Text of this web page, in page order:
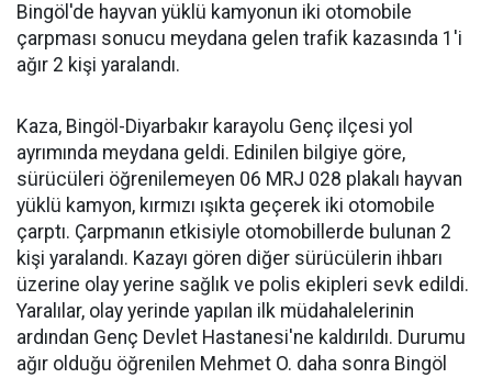
Bingöl'de hayvan yüklü kamyonun iki otomobile
çarpması sonucu meydana gelen trafik kazasında 1'i
ağır 2 kişi yaralandı.
Kaza, Bingöl-Diyarbakır karayolu Genç ilçesi yol
ayrımında meydana geldi. Edinilen bilgiye göre,
sürücüleri öğrenilemeyen 06 MRJ 028 plakalı hayvan
yüklü kamyon, kırmızı ışıkta geçerek iki otomobile
çarptı. Çarpmanın etkisiyle otomobillerde bulunan 2
kişi yaralandı. Kazayı gören diğer sürücülerin ihbarı
üzerine olay yerine sağlık ve polis ekipleri sevk edildi.
Yaralılar, olay yerinde yapılan ilk müdahalelerinin
ardından Genç Devlet Hastanesi'ne kaldırıldı. Durumu
ağır olduğu öğrenilen Mehmet O. daha sonra Bingöl